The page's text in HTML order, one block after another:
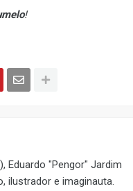
!
Eduardo "Pengor" Jardim
ilustrador e imaginauta.